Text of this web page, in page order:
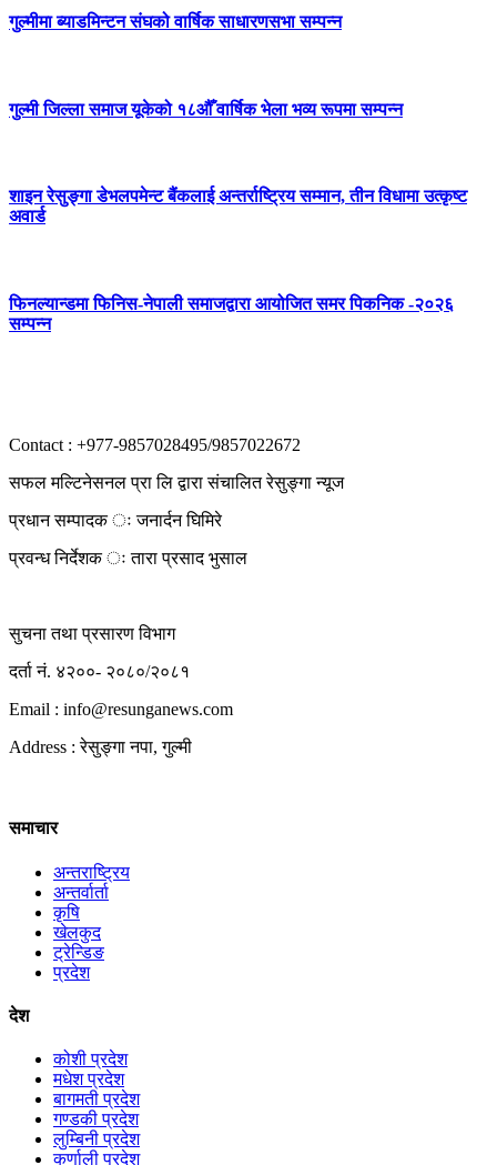
गुल्मीमा ब्याडमिन्टन संघको वार्षिक साधारणसभा सम्पन्न
गुल्मी जिल्ला समाज यूकेको १८औँ वार्षिक भेला भव्य रूपमा सम्पन्न
शाइन रेसुङ्गा डेभलपमेन्ट बैंकलाई अन्तर्राष्ट्रिय सम्मान, तीन विधामा उत्कृष्ट
अवार्ड
फिनल्यान्डमा फिनिस-नेपाली समाजद्वारा आयोजित समर पिकनिक -२०२६
सम्पन्न
Contact : +977-9857028495/9857022672
सफल मल्टिनेसनल प्रा लि द्वारा संचालित रेसुङ्गा न्यूज
प्रधान सम्पादक ः जनार्दन घिमिरे
प्रवन्ध निर्देशक ः तारा प्रसाद भुसाल
सुचना तथा प्रसारण विभाग
दर्ता नं. ४२००- २०८०/२०८१
Email : info@resunganews.com
Address : रेसुङ्गा नपा, गुल्मी
समाचार
अन्तराष्ट्रिय
अन्तर्वार्ता
कृषि
खेलकुद
ट्रेन्डिङ
प्रदेश
देश
कोशी प्रदेश
मधेश प्रदेश
बागमती प्रदेश
गण्डकी प्रदेश
लुम्बिनी प्रदेश
कर्णाली प्रदेश